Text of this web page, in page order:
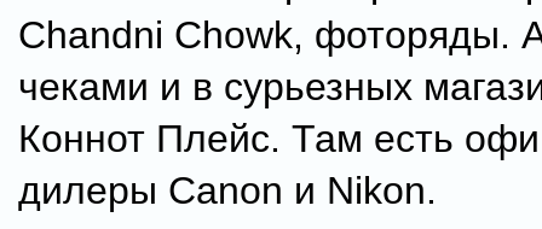
Chandni Chowk, фоторяды.
чеками и в сурьезных
Коннот Плейс. Там есть
дилеры Canon и Nikon.